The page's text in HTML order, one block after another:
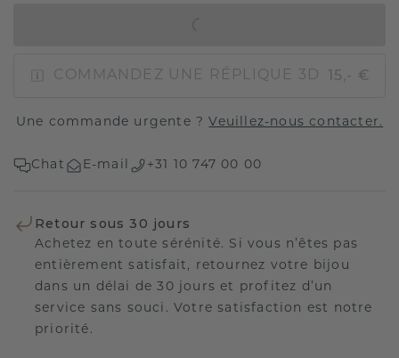
COMMANDEZ UNE RÉPLIQUE 3D 15,- €
Une commande urgente ?Veuillez-nous contacter.
Chat E-mail +31 10 747 00 00
Retour sous 30 jours
Achetez en toute sérénité. Si vous n’êtes pas
entièrement satisfait, retournez votre bijou
dans un délai de 30 jours et profitez d’un
service sans souci. Votre satisfaction est notre
priorité.